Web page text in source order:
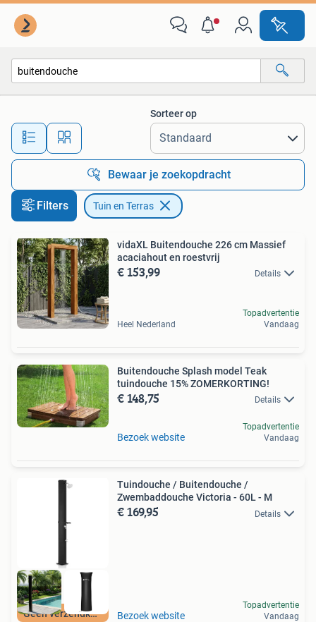
Alle afstanden…
Sorteer op
Bewaar je zoekopdracht
Filters Tuin en Terras
vidaXL Buitendouche 226 cm Massief
acaciahout en roestvrij
€ 153,99 Details
Heel Nederland
Topadvertentie
Vandaag
Buitendouche Splash model Teak
tuindouche 15% ZOMERKORTING!
€ 148,75 Details
Bezoek website
Topadvertentie
Vandaag
Geen verzendkosten
Tuindouche / Buitendouche /
Zwembaddouche Victoria - 60L - M
€ 169,95 Details
Bezoek website
Topadvertentie
Vandaag